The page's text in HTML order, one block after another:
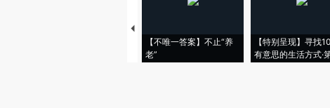
【不唯一答案】不止“养
老”
【特别呈现】寻找
有意思的生活方式·